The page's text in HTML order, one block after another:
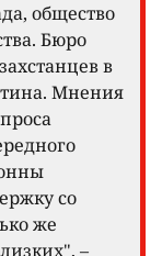
общество
Бюро
в
Мнения
со
же
–